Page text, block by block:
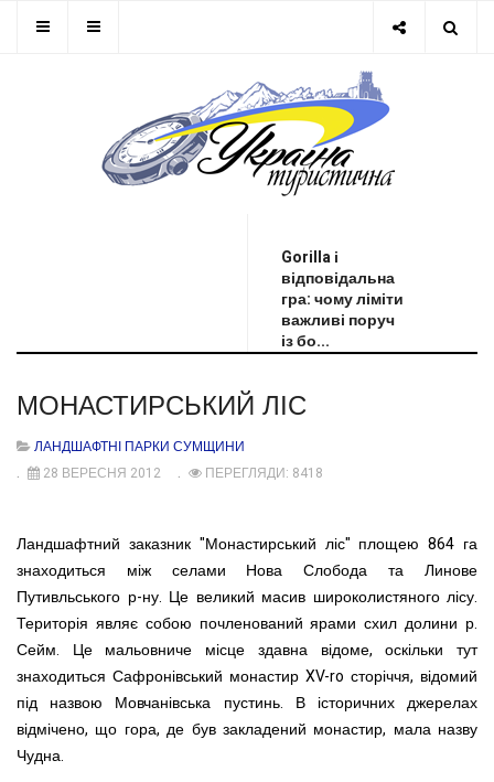
Gorilla і
відповідальна
гра: чому ліміти
важливі поруч
із бо...
МОНАСТИРСЬКИЙ ЛІС
ЛАНДШАФТНІ ПАРКИ СУМЩИНИ
28 ВЕРЕСНЯ 2012
ПЕРЕГЛЯДИ: 8418
Ландшафтний заказник "Монастирський ліс" площею 864 га
знаходиться між селами Нова Слобода та Линове
Путивльського р-ну. Це великий масив широколистяного лісу.
Територія являє собою почленований ярами схил долини р.
Сейм. Це мальовниче місце здавна відоме, оскільки тут
знаходиться Сафронівський монастир XV-ro сторіччя, відомий
під назвою Мовчанівська пустинь. В історичних джерелах
відмічено, що гора, де був закладений монастир, мала назву
Чудна.